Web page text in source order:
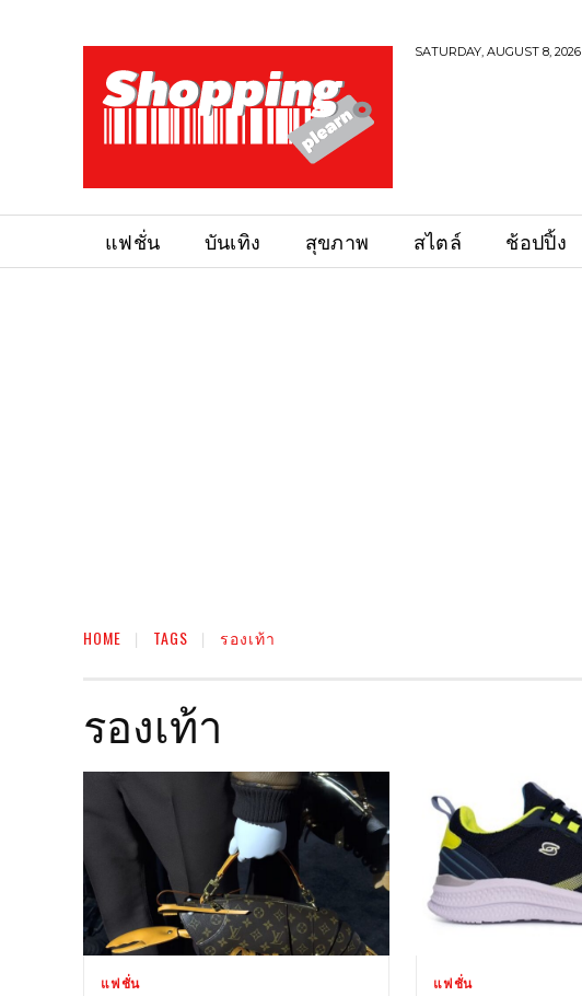
SATURDAY, AUGUST 8, 2026
แฟชั่น บันเทิง สุขภาพ สไตล์ ช้อปปิ้ง
HOME TAGS รองเท้า
รองเท้า
แฟชั่น แฟชั่น